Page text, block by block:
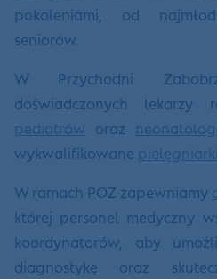
pokoleniami, od
seniorów.
W Przychodni
doświadczonych lekarzy
pediatrów oraz
wykwalifikowane pielęgniarki
W ramach POZ zapewniamy
której personel medyczny
koordynatorów, aby
diagnostykę oraz